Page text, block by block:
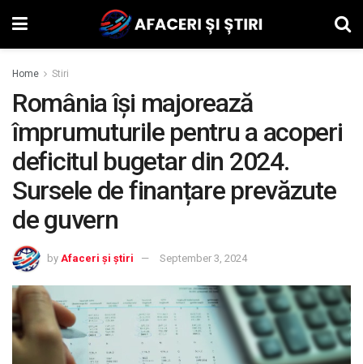
Home Stiri
România își majorează
împrumuturile pentru a acoperi
deficitul bugetar din 2024.
Sursele de finanțare prevăzute
de guvern
by Afaceri și știri September 3, 2024